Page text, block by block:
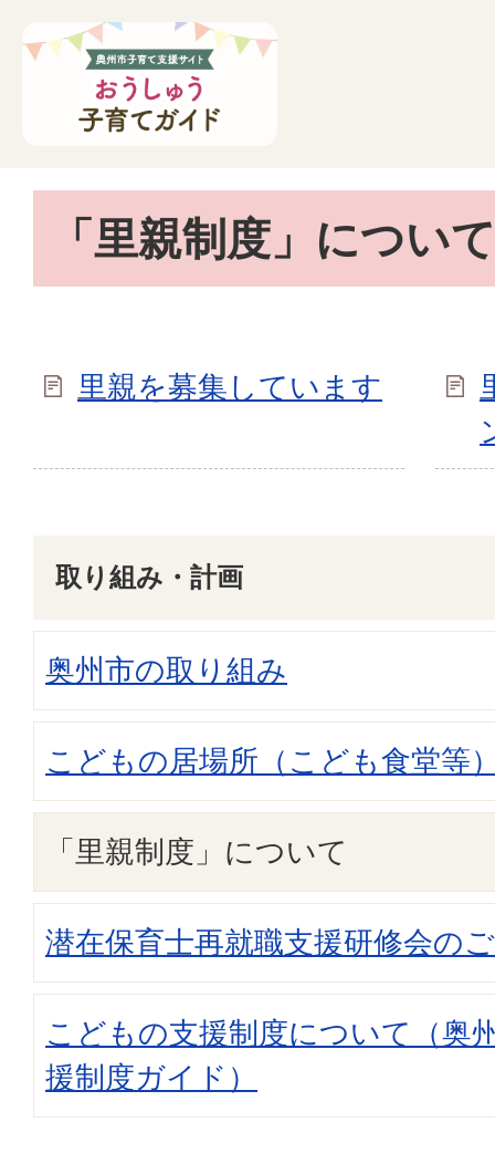
「里親制度」について
里親を募集しています
取り組み・計画
奥州市の取り組み
こどもの居場所（こども食堂等
「里親制度」について
潜在保育士再就職支援研修会の
こどもの支援制度について（奥
援制度ガイド）